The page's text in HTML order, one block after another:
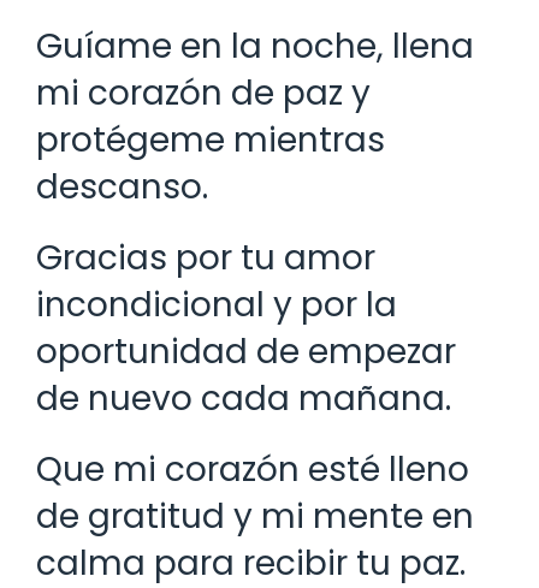
Guíame en la noche, llena
mi corazón de paz y
protégeme mientras
descanso.
Gracias por tu amor
incondicional y por la
oportunidad de empezar
de nuevo cada mañana.
Que mi corazón esté lleno
de gratitud y mi mente en
calma para recibir tu paz.